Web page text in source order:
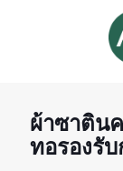
ผ้าซาติน
ทอรองรั